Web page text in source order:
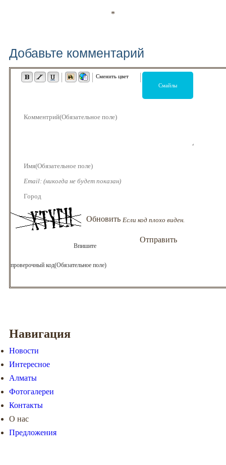
*
Добавьте комментарий
Если код плохо виден.
Впишите
проверочный код(Обязательное поле)
Навигация
Новости
Интересное
Алматы
Фотогалереи
Контакты
О нас
Предложения